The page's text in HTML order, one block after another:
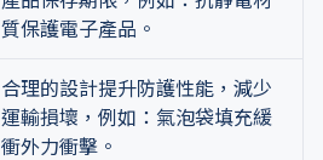
質保護電子產品。
合理的設計提升防護性能，減少
運輸損壞，例如：氣泡袋填充緩
衝外力衝擊。